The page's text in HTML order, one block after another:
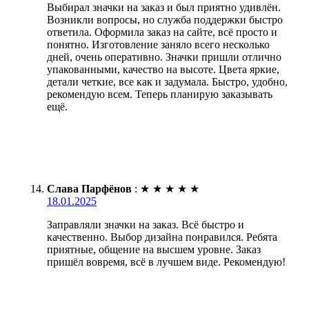
Выбирал значки на заказ и был приятно удивлён.
Возникли вопросы, но служба поддержки быстро
ответила. Оформила заказ на сайте, всё просто и
понятно. Изготовление заняло всего несколько
дней, очень оперативно. Значки пришли отлично
упакованными, качество на высоте. Цвета яркие,
детали четкие, все как и задумала. Быстро, удобно,
рекомендую всем. Теперь планирую заказывать
ещё.
Слава Парфёнов : ★ ★ ★ ★ ★
18.01.2025
Заправляли значки на заказ. Всё быстро и
качественно. Выбор дизайна понравился. Ребята
приятные, общение на высшем уровне. Заказ
пришёл вовремя, всё в лучшем виде. Рекомендую!